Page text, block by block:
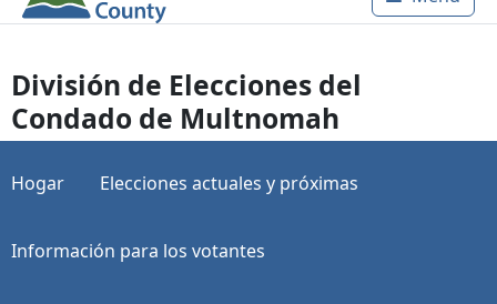
Main
División de Elecciones del
Condado de Multnomah
Hogar Elecciones actuales y próximas
Información para los votantes